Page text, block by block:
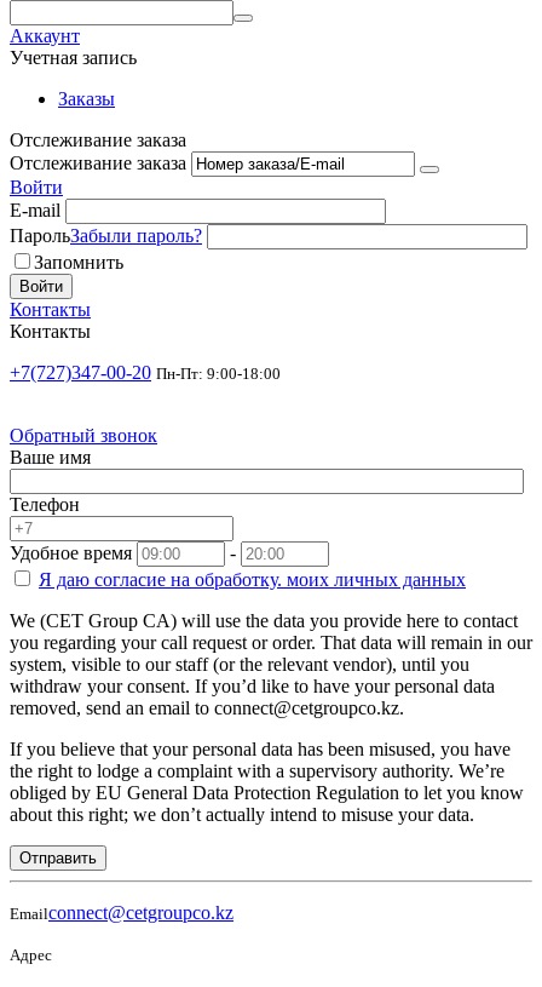
Аккаунт
Учетная запись
Заказы
Отслеживание заказа
Отслеживание заказа
Войти
E-mail
ПарольЗабыли пароль?
Запомнить
Войти
Контакты
Контакты
+7(727)347-00-20 Пн-Пт: 9:00-18:00
Обратный звонок
Ваше имя
Телефон
Удобное время
-
Я даю согласие на обработку. моих личных данных
We (CET Group CA) will use the data you provide here to contact
you regarding your call request or order. That data will remain in our
system, visible to our staff (or the relevant vendor), until you
withdraw your consent. If you’d like to have your personal data
removed, send an email to connect@cetgroupco.kz.
If you believe that your personal data has been misused, you have
the right to lodge a complaint with a supervisory authority. We’re
obliged by EU General Data Protection Regulation to let you know
about this right; we don’t actually intend to misuse your data.
Отправить
Emailconnect@cetgroupco.kz
Адрес